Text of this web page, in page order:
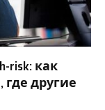
risk: как
где другие